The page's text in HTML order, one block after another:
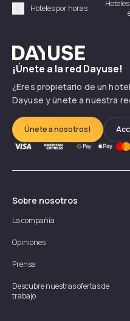
Précédent
Hoteles por horas
Dayuse
¡Únete a la red Dayuse!
¿Eres propietario de un
Dayuse y únete a nuestra
Únete a nosotros!
Sobre nosotros
La compañía
Opiniones
Prensa
Descubre nuestras ofertas de
trabajo